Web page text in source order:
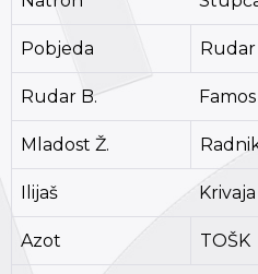
Pobjeda Rudar
Rudar B. Famos
Mladost Ž.
Ilijaš Krivaja
Azot TOŠK